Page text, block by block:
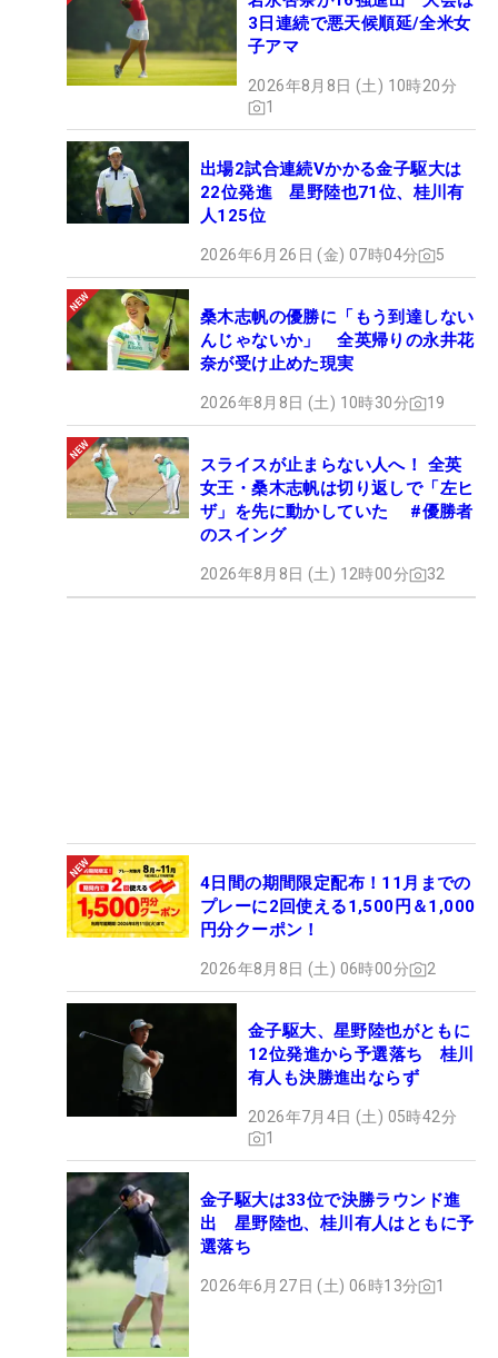
3日連続で悪天候順延/全米女
子アマ
2026年8月8日 (土) 10時20分
1
出場2試合連続Vかかる金子駆大は
22位発進 星野陸也71位、桂川有
人125位
2026年6月26日 (金) 07時04分 5
桑木志帆の優勝に「もう到達しない
んじゃないか」 全英帰りの永井花
奈が受け止めた現実
2026年8月8日 (土) 10時30分 19
スライスが止まらない人へ！ 全英
女王・桑木志帆は切り返しで「左ヒ
ザ」を先に動かしていた #優勝者
のスイング
2026年8月8日 (土) 12時00分 32
4日間の期間限定配布！11月までの
プレーに2回使える1,500円＆1,000
円分クーポン！
2026年8月8日 (土) 06時00分 2
金子駆大、星野陸也がともに
12位発進から予選落ち 桂川
有人も決勝進出ならず
2026年7月4日 (土) 05時42分
1
金子駆大は33位で決勝ラウンド進
出 星野陸也、桂川有人はともに予
選落ち
2026年6月27日 (土) 06時13分 1